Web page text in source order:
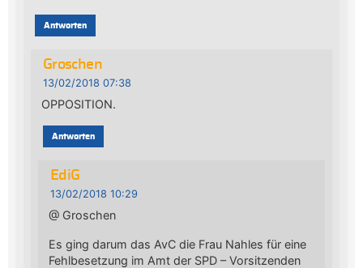
Antworten
Groschen
13/02/2018 07:38
OPPOSITION.
Antworten
EdiG
13/02/2018 10:29
@ Groschen
Es ging darum das AvC die Frau Nahles für eine
Fehlbesetzung im Amt der SPD – Vorsitzenden